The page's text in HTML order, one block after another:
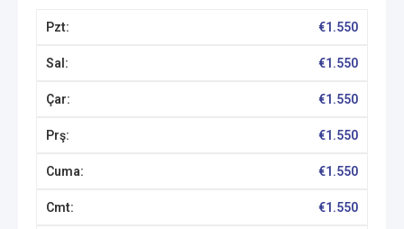
€1.550
€1.550
€1.550
€1.550
€1.550
€1.550